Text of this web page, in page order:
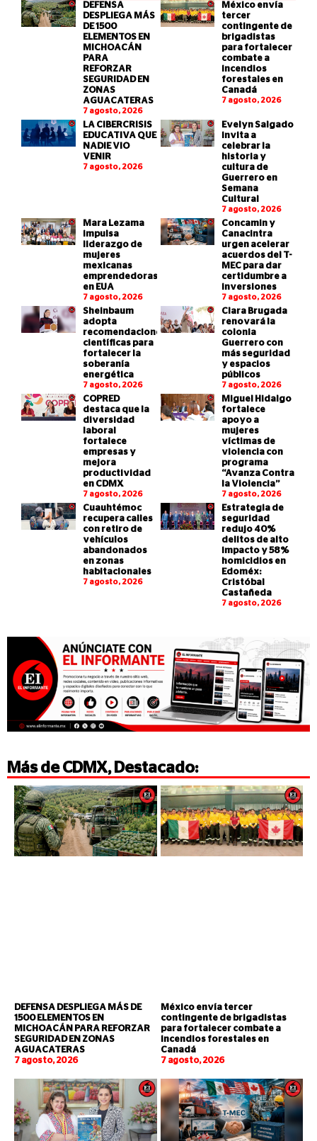
DEFENSA
DESPLIEGA MÁS
DE 1500
ELEMENTOS EN
MICHOACÁN
PARA
REFORZAR
SEGURIDAD EN
ZONAS
AGUACATERAS
7 agosto, 2026
México envía
tercer
contingente de
brigadistas
para fortalecer
combate a
incendios
forestales en
Canadá
7 agosto, 2026
LA CIBERCRISIS
EDUCATIVA QUE
NADIE VIO
VENIR
7 agosto, 2026
Evelyn Salgado
invita a
celebrar la
historia y
cultura de
Guerrero en
Semana
Cultural
7 agosto, 2026
Mara Lezama
impulsa
liderazgo de
mujeres
mexicanas
emprendedoras
en EUA
7 agosto, 2026
Concamin y
Canacintra
urgen acelerar
acuerdos del T-
MEC para dar
certidumbre a
inversiones
7 agosto, 2026
Sheinbaum
adopta
recomendaciones
científicas para
fortalecer la
soberanía
energética
7 agosto, 2026
Clara Brugada
renovará la
colonia
Guerrero con
más seguridad
y espacios
públicos
7 agosto, 2026
COPRED
destaca que la
diversidad
laboral
fortalece
empresas y
mejora
productividad
en CDMX
7 agosto, 2026
Miguel Hidalgo
fortalece
apoyo a
mujeres
víctimas de
violencia con
programa
“Avanza Contra
la Violencia”
7 agosto, 2026
Cuauhtémoc
recupera calles
con retiro de
vehículos
abandonados
en zonas
habitacionales
7 agosto, 2026
Estrategia de
seguridad
redujo 40%
delitos de alto
impacto y 58%
homicidios en
Edoméx:
Cristóbal
Castañeda
7 agosto, 2026
Más deCDMX, Destacado:
DEFENSA DESPLIEGA MÁS DE
1500 ELEMENTOS EN
MICHOACÁN PARA REFORZAR
SEGURIDAD EN ZONAS
AGUACATERAS
7 agosto, 2026
México envía tercer
contingente de brigadistas
para fortalecer combate a
incendios forestales en
Canadá
7 agosto, 2026